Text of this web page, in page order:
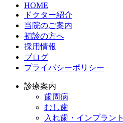
HOME
ドクター紹介
当院のご案内
初診の方へ
採用情報
ブログ
プライバシーポリシー
診療案内
歯周病
むし歯
入れ歯・インプラント